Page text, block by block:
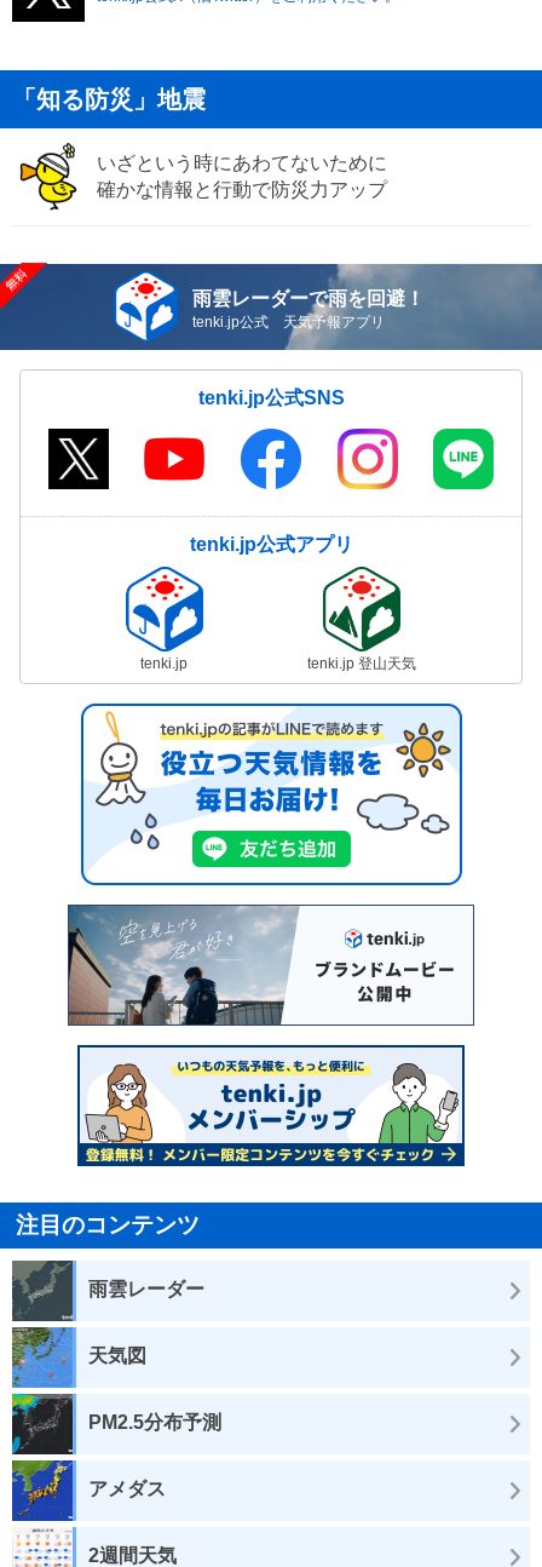
「知る防災」地震
いざという時にあわてないために
確かな情報と行動で防災力アップ
雨雲レーダーで雨を回避！
tenki.jp公式 天気予報アプリ
tenki.jp公式SNS
tenki.jp公式アプリ
tenki.jp tenki.jp 登山天気
注目のコンテンツ
雨雲レーダー
天気図
PM2.5分布予測
アメダス
2週間天気